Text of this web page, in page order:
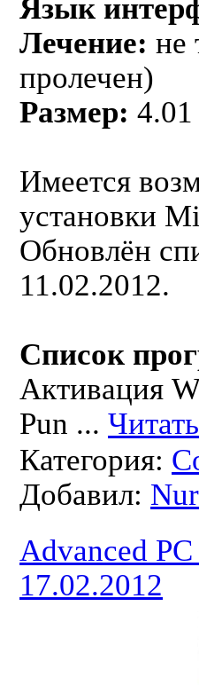
Язык
Лечение: не
пролечен)
Размер:
Имеется
установки
Обновлён
11.02.2012.
Список
Активация
Pun ...
Категория:
Добавил:
Advanced
17.02.2012